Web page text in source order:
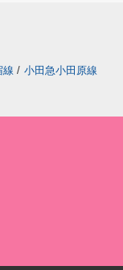
線 / 小田急小田原線